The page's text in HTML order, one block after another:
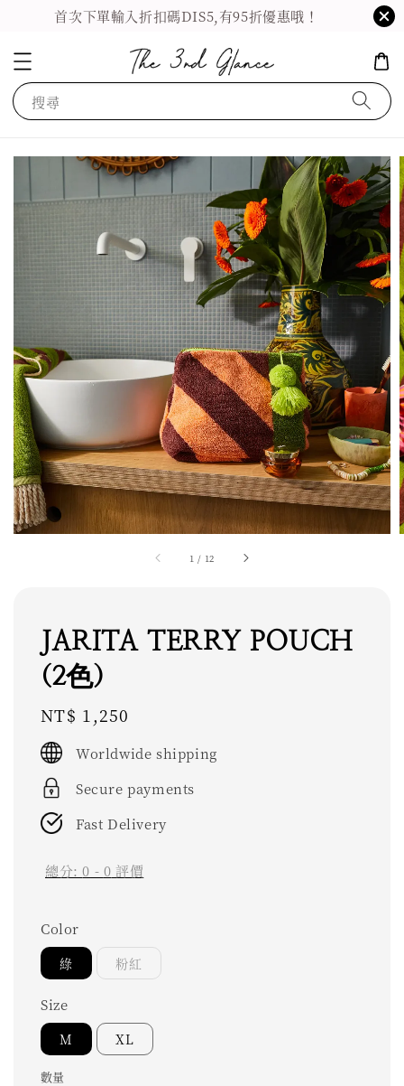
首次下單輸入折扣碼DIS5,有95折優惠哦！
搜尋
1 / 12
JARITA TERRY POUCH
(2色)
Regular
price
NT$ 1,250
Worldwide shipping
Secure payments
Fast Delivery
總分:0 - 0 評價
Color
綠 粉紅
Size
M XL
數量